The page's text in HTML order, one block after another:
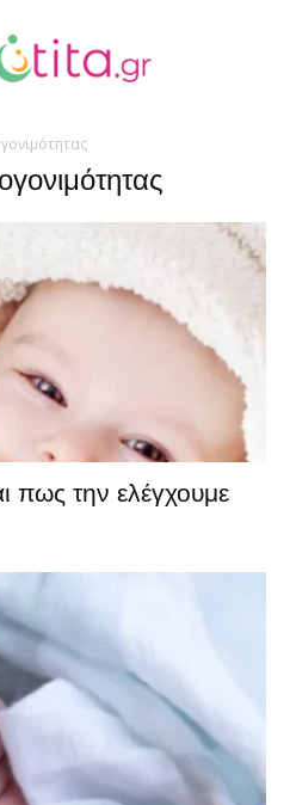
πως την ελέγχουμε